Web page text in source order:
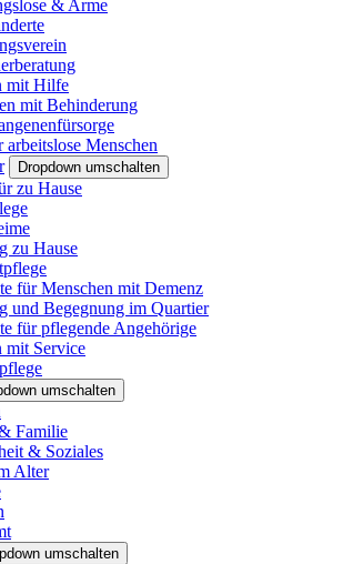
& Arme
mit Hilfe
mit Behinderung
Menschen
Dropdown umschalten
zu Hause
zu Hause
für Menschen mit Demenz
und Begegnung im Quartier
für pflegende Angehörige
mit Service
umschalten
Familie
& Soziales
Alter
umschalten